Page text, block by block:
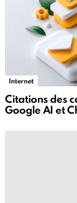
Internet
Citations des
Google AI et